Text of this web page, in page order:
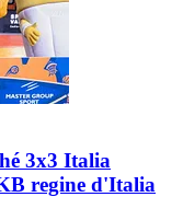
3x3 Italia
regine d'Italia